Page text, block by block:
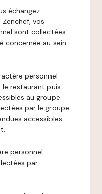
échangez
vos
sont collectées
concernée au sein
personnel
restaurant puis
au groupe
par le groupe
accessibles
personnel
par